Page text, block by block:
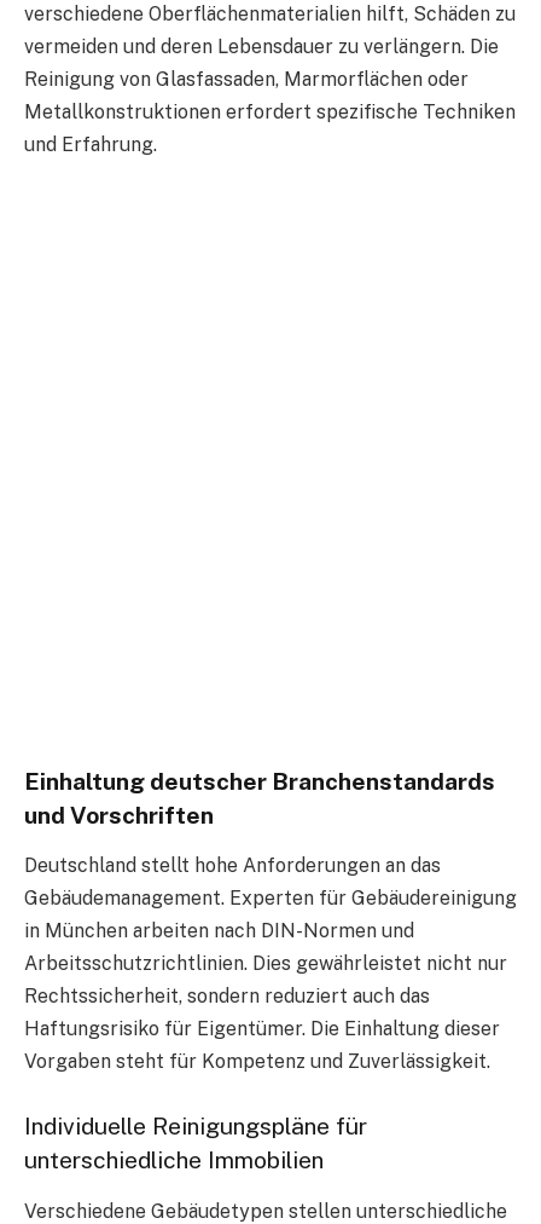
verschiedene Oberflächenmaterialien hilft, Schäden zu
vermeiden und deren Lebensdauer zu verlängern. Die
Reinigung von Glasfassaden, Marmorflächen oder
Metallkonstruktionen erfordert spezifische Techniken
und Erfahrung.
Einhaltung deutscher Branchenstandards
und Vorschriften
Deutschland stellt hohe Anforderungen an das
Gebäudemanagement. Experten für Gebäudereinigung
in München arbeiten nach DIN-Normen und
Arbeitsschutzrichtlinien. Dies gewährleistet nicht nur
Rechtssicherheit, sondern reduziert auch das
Haftungsrisiko für Eigentümer. Die Einhaltung dieser
Vorgaben steht für Kompetenz und Zuverlässigkeit.
Individuelle Reinigungspläne für
unterschiedliche Immobilien
Verschiedene Gebäudetypen stellen unterschiedliche